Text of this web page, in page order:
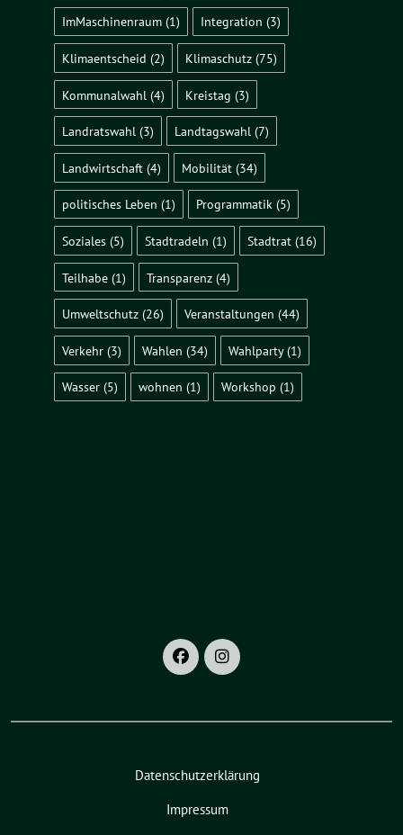
ImMaschinenraum (1) Integration (3)
Klimaentscheid (2) Klimaschutz(75)
Kommunalwahl (4) Kreistag (3)
Landratswahl (3) Landtagswahl(7)
Landwirtschaft (4) Mobilität(34)
politisches Leben (1) Programmatik(5)
Soziales (5) Stadtradeln (1) Stadtrat(16)
Teilhabe (1) Transparenz(4)
Umweltschutz (26) Veranstaltungen (44)
Verkehr (3) Wahlen (34) Wahlparty(1)
Wasser (5) wohnen (1) Workshop (1)
Datenschutzerklärung
Impressum